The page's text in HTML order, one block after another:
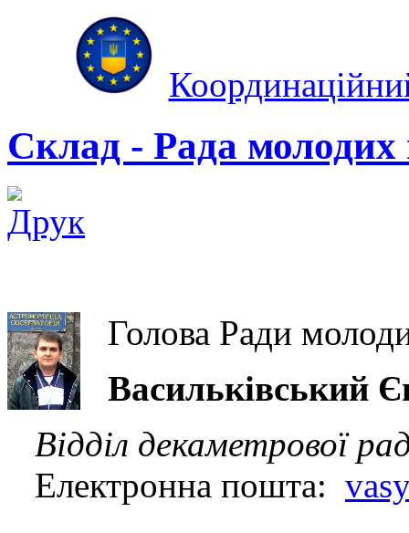
Склад - Рада молодих
Голова Ради
Васильківський
Відділ декаметрової
Електронна пошта: